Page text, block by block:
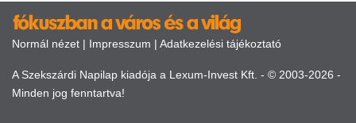
Normál nézet | Impresszum | Adatkezelési tájékoztató
A Szekszárdi Napilap kiadója a Lexum-Invest Kft. - © 2003-2026 -
Minden jog fenntartva!